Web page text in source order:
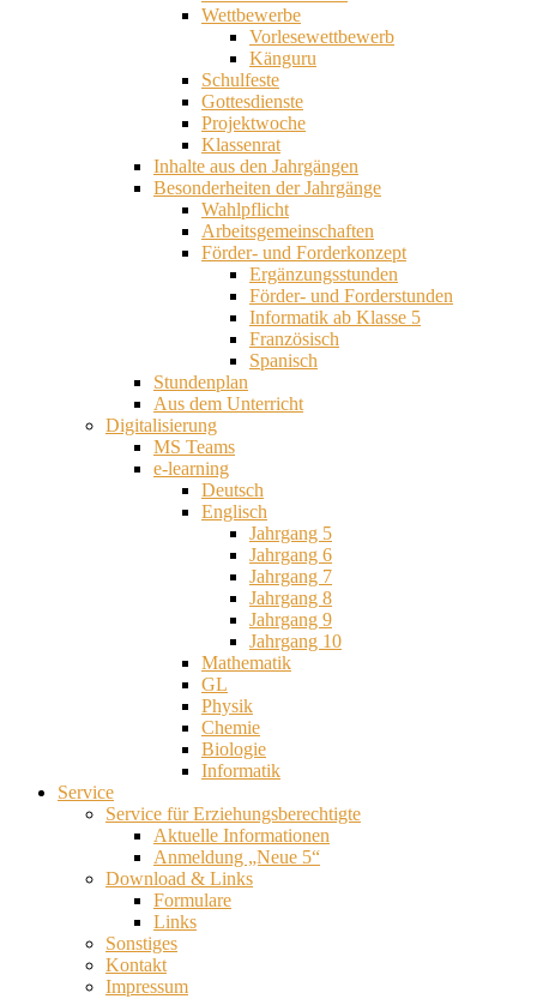
Wettbewerbe
Vorlesewettbewerb
Känguru
Schulfeste
Gottesdienste
Projektwoche
Klassenrat
Inhalte aus den Jahrgängen
Besonderheiten der Jahrgänge
Wahlpflicht
Arbeitsgemeinschaften
Förder- und Forderkonzept
Ergänzungsstunden
Förder- und Forderstunden
Informatik ab Klasse 5
Französisch
Spanisch
Stundenplan
Aus dem Unterricht
Digitalisierung
MS Teams
e-learning
Deutsch
Englisch
Jahrgang 5
Jahrgang 6
Jahrgang 7
Jahrgang 8
Jahrgang 9
Jahrgang 10
Mathematik
GL
Physik
Chemie
Biologie
Informatik
Service
Service für Erziehungsberechtigte
Aktuelle Informationen
Anmeldung „Neue 5“
Download & Links
Formulare
Links
Sonstiges
Kontakt
Impressum